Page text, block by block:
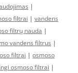
|
filtrai | vandens
filtrų nauda |
vandens filtrus |
filtrai | osmoso
osmoso filtrai |